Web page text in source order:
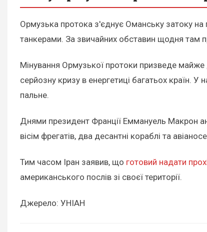
Ормузька протока з'єднує Оманську затоку
танкерами. За звичайних обставин щодня там
Мінування Ормузької протоки призведе майже
серйозну кризу в енергетиці багатьох країн. У
пальне.
Днями президент Франції Еммануель Макрон
вісім фрегатів, два десантні кораблі та
Тим часом Іран заявив, що готовий надати
американського послів зі своєї території.
Джерело: УНІАН